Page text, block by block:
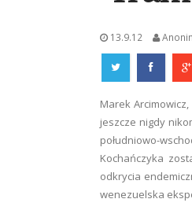
13.9.12
Marek
jeszcze nigdy
południowo-
Kochańczyka
odkrycia
wenezuelska